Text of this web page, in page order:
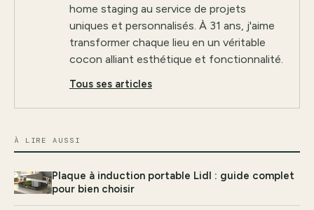
home staging au service de projets
uniques et personnalisés. À 31 ans, j'aime
transformer chaque lieu en un véritable
cocon alliant esthétique et fonctionnalité.
Tous ses articles
À LIRE AUSSI
Plaque à induction portable Lidl : guide complet
pour bien choisir